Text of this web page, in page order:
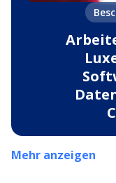
Mehr anzeigen